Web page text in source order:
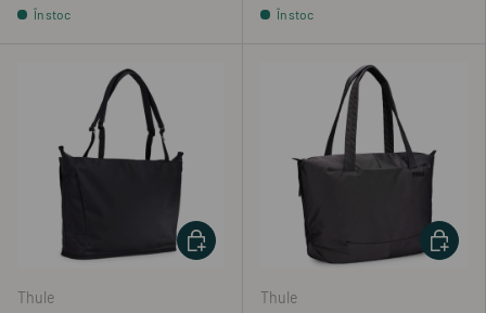
În stoc În stoc
Thule
ADAUGĂ ÎN COȘ
Thule